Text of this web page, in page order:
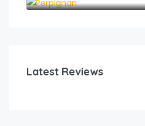
Latest Reviews